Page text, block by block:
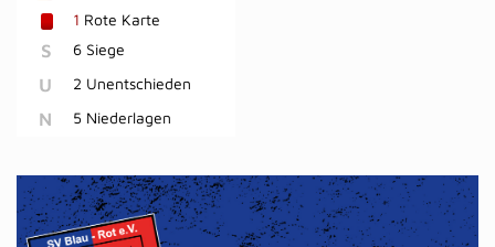
1 Rote Karte
S 6 Siege
U 2 Unentschieden
N 5 Niederlagen